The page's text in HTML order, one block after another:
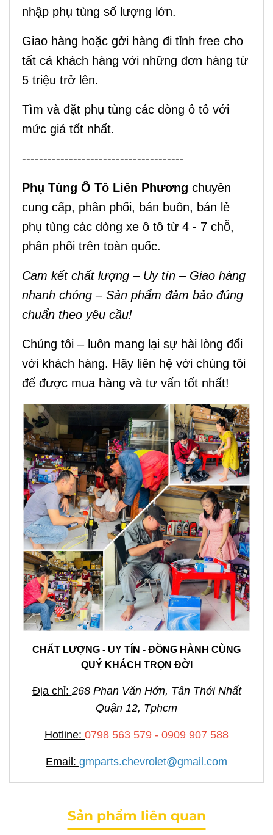
nhập phụ tùng số lượng lớn.
Giao hàng hoặc gởi hàng đi tỉnh free cho
tất cả khách hàng với những đơn hàng từ
5 triệu trở lên.
Tìm và đặt phụ tùng các dòng ô tô với
mức giá tốt nhất.
--------------------------------------
Phụ Tùng Ô Tô Liên Phương chuyên
cung cấp, phân phối, bán buôn, bán lẻ
phụ tùng các dòng xe ô tô từ 4 - 7 chỗ,
phân phối trên toàn quốc.
Cam kết chất lượng – Uy tín – Giao hàng
nhanh chóng – Sản phẩm đảm bảo đúng
chuẩn theo yêu cầu!
Chúng tôi – luôn mang lại sự hài lòng đối
với khách hàng. Hãy liên hệ với chúng tôi
để được mua hàng và tư vấn tốt nhất!
CHẤT LƯỢNG - UY TÍN - ĐỒNG HÀNH CÙNG
QUÝ KHÁCH TRỌN ĐỜI
Địa chỉ: 268 Phan Văn Hớn, Tân Thới Nhất
Quận 12, Tphcm
Hotline: 0798 563 579 - 0909 907 588
Email: gmparts.chevrolet@gmail.com
Sản phẩm liên quan